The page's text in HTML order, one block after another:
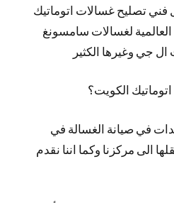
تصليح غسالات اتوماتيك
لغسالات سامسونغ
جي وغيرها الكثير
الكويت؟
في صيانة الغسالة في
الى مركزنا وكما اننا نقدم